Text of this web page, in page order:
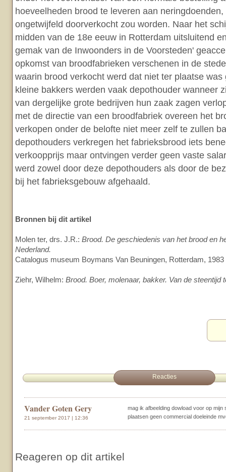
hoeveelheden brood te leveren aan
ongetwijfeld doorverkocht zou worden. Naar het
midden van de 18e eeuw in Rotterdam uitsluitend
gemak van de Inwoonders in de Voorsteden'
opkomst van broodfabrieken verschenen in de
waarin brood verkocht werd dat niet ter plaatse was
kleine bakkers werden vaak depothouder wanneer
van dergelijke grote bedrijven hun zaak zagen
met de directie van een broodfabriek overeen het
verkopen onder de belofte niet meer zelf te zullen
depothouders verkregen het fabrieksbrood iets
verkoopprijs maar ontvingen verder geen vaste
werd zowel door deze depothouders als door de
bij het fabrieksgebouw afgehaald.
Bronnen bij dit artikel
Molen ter, drs. J.R.: Brood. De geschiedenis van het brood en
Nederland.
Catalogus museum Boymans Van Beuningen, Rotterdam, 1983
Ziehr, Wilhelm: Brood. Boer, molenaar, bakker. Van de steentijd
Reacties
Vander Goten Gery
21 september 2017 | 12:36
mag ik afbeelding dowload voor op mijn
plaatsen geen commercial doeleinde
Reageren op dit artikel